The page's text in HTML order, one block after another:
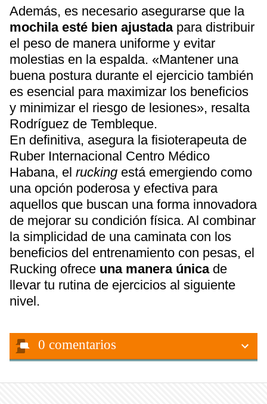
Además, es necesario asegurarse que la
mochila esté bien ajustada para distribuir
el peso de manera uniforme y evitar
molestias en la espalda. «Mantener una
buena postura durante el ejercicio también
es esencial para maximizar los beneficios
y minimizar el riesgo de lesiones», resalta
Rodríguez de Tembleque.
En definitiva, asegura la fisioterapeuta de
Ruber Internacional Centro Médico
Habana, el rucking está emergiendo como
una opción poderosa y efectiva para
aquellos que buscan una forma innovadora
de mejorar su condición física. Al combinar
la simplicidad de una caminata con los
beneficios del entrenamiento con pesas, el
Rucking ofrece una manera única de
llevar tu rutina de ejercicios al siguiente
nivel.
0 comentarios